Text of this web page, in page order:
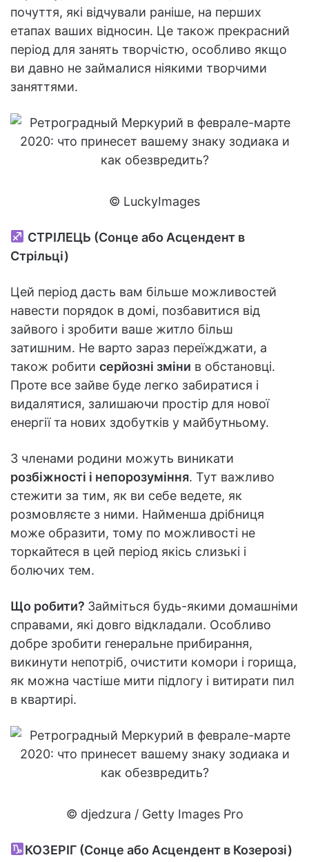
почуття, які відчували раніше, на перших
етапах ваших відносин. Це також прекрасний
період для занять творчістю, особливо якщо
ви давно не займалися ніякими творчими
заняттями.
© LuckyImages
СТРІЛЕЦЬ (Сонце або Асцендент в
Стрільці)
Цей період дасть вам більше можливостей
навести порядок в домі, позбавитися від
зайвого і зробити ваше житло більш
затишним. Не варто зараз переїжджати, а
також робити серйозні зміни в обстановці.
Проте все зайве буде легко забиратися і
видалятися, залишаючи простір для нової
енергії та нових здобутків у майбутньому.
З членами родини можуть виникати
розбіжності і непорозуміння. Тут важливо
стежити за тим, як ви себе ведете, як
розмовляєте з ними. Найменша дрібниця
може образити, тому по можливості не
торкайтеся в цей період якісь слизькі і
болючих тем.
Що робити? Займіться будь-якими домашніми
справами, які довго відкладали. Особливо
добре зробити генеральне прибирання,
викинути непотріб, очистити комори і горища,
як можна частіше мити підлогу і витирати пил
в квартирі.
© djedzura / Getty Images Pro
КОЗЕРІГ (Сонце або Асцендент в Козерозі)